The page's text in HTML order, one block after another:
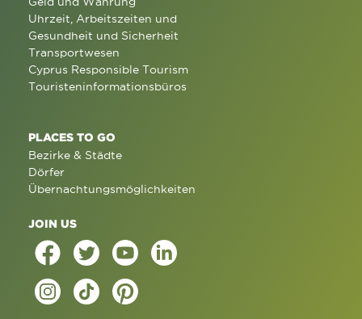
Uhrzeit, Arbeitszeiten und
Gesundheit und Sicherheit
Transportwesen
Cyprus Responsible Tourism
Touristeninformationsbüros
PLACES TO GO
Bezirke & Städte
Dörfer
Übernachtungsmöglichkeiten
JOIN US